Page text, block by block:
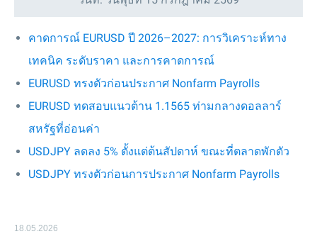
คาดการณ์ EURUSD ปี 2026–2027: การวิเคราะห์ทาง
เทคนิค ระดับราคา และการคาดการณ์
EURUSD ทรงตัวก่อนประกาศ Nonfarm Payrolls
EURUSD ทดสอบแนวต้าน 1.1565 ท่ามกลางดอลลาร์
สหรัฐที่อ่อนค่า
USDJPY ลดลง 5% ตั้งแต่ต้นสัปดาห์ ขณะที่ตลาดพักตัว
USDJPY ทรงตัวก่อนการประกาศ Nonfarm Payrolls
18.05.2026